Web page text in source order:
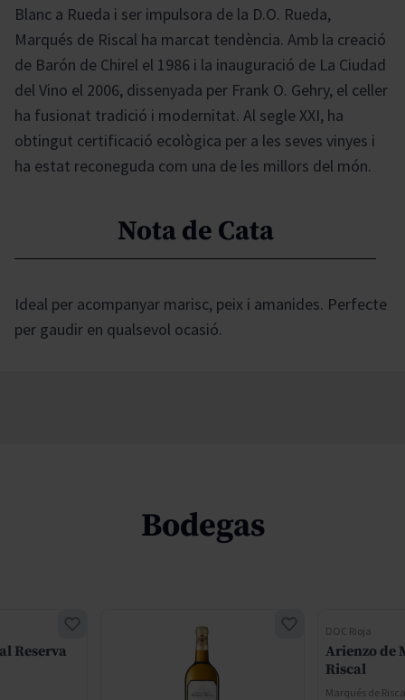
Blanc a Rueda i ser impulsora de la D.O. Rueda,
Marqués de Riscal ha marcat tendència. Amb la creació
de Barón de Chirel el 1986 i la inauguració de La Ciudad
del Vino el 2006, dissenyada per Frank O. Gehry, el celler
ha fusionat tradició i modernitat. Al segle XXI, ha
obtingut certificació ecològica per a les seves vinyes i
ha estat reconeguda com una de les millors del món.
Nota de Cata
Ideal per acompanyar marisc, peix i amanides. Perfecte
per gaudir en qualsevol ocasió.
Bodegas
Reserva
DOC Rioja
Arienzo de
Riscal
Marqués de